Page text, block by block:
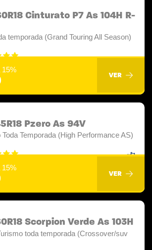
Cinturato P7 As 104H R-
temporada (Grand Touring All Season)
15%
VER
Pzero As 94V
Temporada (High Performance AS)
15%
VER
Scorpion Verde As 103H
toda temporada (Crossover/suv